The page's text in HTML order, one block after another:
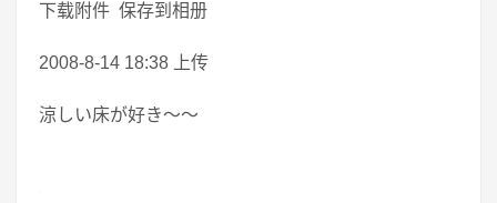
下载附件 保存到相册
2008-8-14 18:38 上传
涼しい床が好き～～